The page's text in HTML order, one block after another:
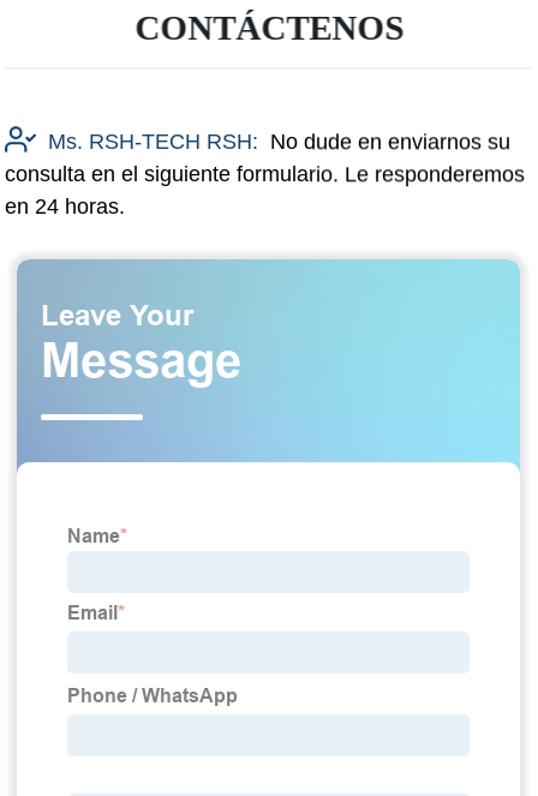
CONTÁCTENOS
Ms. RSH-TECH RSH: No dude en enviarnos su
consulta en el siguiente formulario. Le responderemos
en 24 horas.